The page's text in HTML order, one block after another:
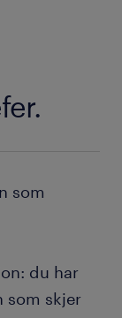
som
du har
som skjer